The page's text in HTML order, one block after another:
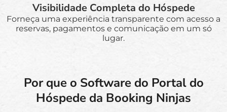
Visibilidade Completa do Hóspede
Forneça uma experiência transparente com acesso a
reservas, pagamentos e comunicação em um só
lugar.
Por que o Software do Portal do
Hóspede da Booking Ninjas